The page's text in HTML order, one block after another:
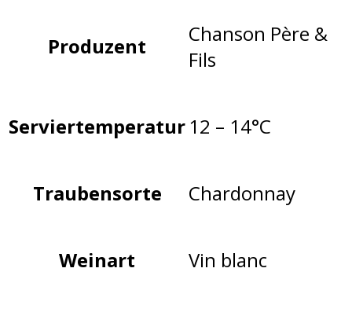
Produzent
Chanson Père &
Fils
Serviertemperatur12 – 14°C
Traubensorte Chardonnay
Weinart Vin blanc